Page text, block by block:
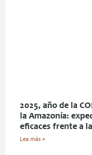
2025, año de la
la Amazonía:
eficaces frente a
Lea más »